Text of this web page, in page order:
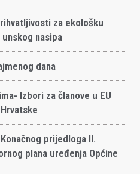
za ekološku
nasipa
dana
Izbori za članove u EU
prijedloga II.
plana uređenja Općine